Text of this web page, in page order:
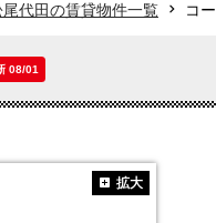
尾代田の賃貸物件一覧 コ
08/01
拡大